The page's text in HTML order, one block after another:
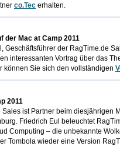
co.Tec erhalten.
der Mac at Camp 2011
Geschäftsführer der RagTime.de
interessanten Vortrag über das
können Sie sich den vollständigen
2011
Sales ist Partner beim diesjährigen
Friedrich Eul beleuchtet
Computing – die unbekannte
Tombola wieder eine Version